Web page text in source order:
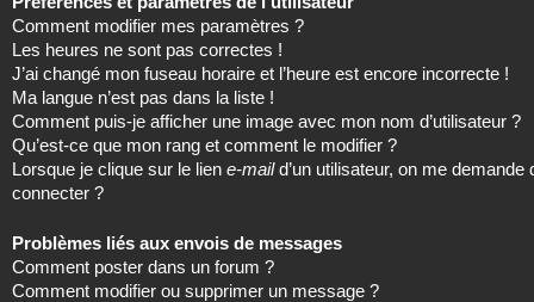
Comment modifier mes paramètres ?
Les heures ne sont pas correctes !
J’ai changé mon fuseau horaire et l’heure est encore incorrecte !
Ma langue n’est pas dans la liste !
Comment puis-je afficher une image avec mon nom d’utilisateur ?
Qu’est-ce que mon rang et comment le modifier ?
Lorsque je clique sur le lien e-maild’un utilisateur, on me demande
connecter ?
Problèmes liés aux envois de messages
Comment poster dans un forum ?
Comment modifier ou supprimer un message ?